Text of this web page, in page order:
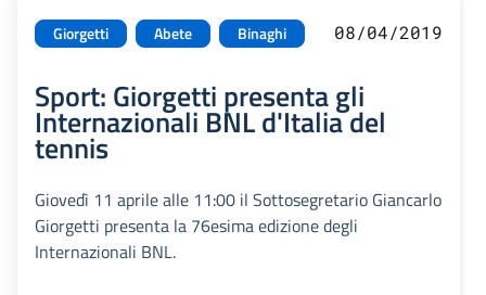
Giorgetti Abete Binaghi 08/04/2019
Sport: Giorgetti presenta gli
Internazionali BNL d'Italia del
tennis
Giovedì 11 aprile alle 11:00 il Sottosegretario Giancarlo
Giorgetti presenta la 76esima edizione degli
Internazionali BNL.